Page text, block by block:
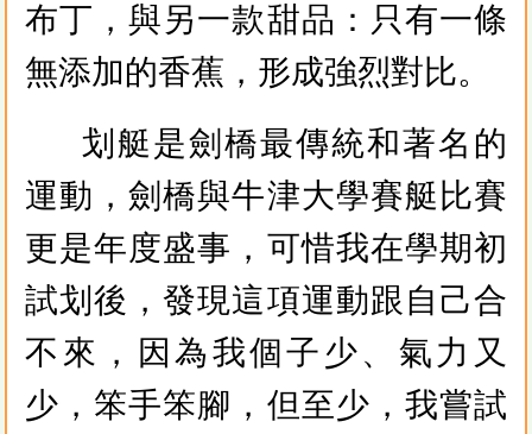
布丁，與另一款甜品：只有一條
無添加的香蕉，形成強烈對比。
划艇是劍橋最傳統和著名的
運動，劍橋與牛津大學賽艇比賽
更是年度盛事，可惜我在學期初
試划後，發現這項運動跟自己合
不來，因為我個子少、氣力又
少，笨手笨腳，但至少，我嘗試